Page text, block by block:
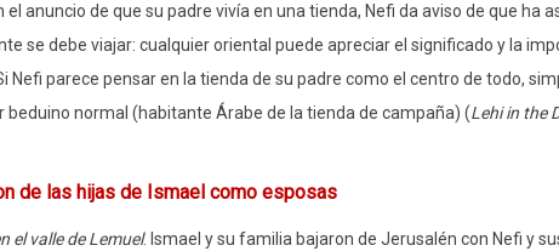
el anuncio de que su padre vivía en una tienda, Nefi da aviso de que ha
se debe viajar: cualquier oriental puede apreciar el significado y la
Nefi parece pensar en la tienda de su padre como el centro de todo,
beduino normal (habitante Árabe de la tienda de campaña) (Lehi in the
de las hijas de Ismael como esposas
el valle de Lemuel. Ismael y su familia bajaron de Jerusalén con Nefi y